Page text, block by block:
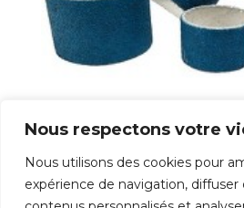
Nous respectons votre
Nous utilisons des cookies pour
expérience de navigation,